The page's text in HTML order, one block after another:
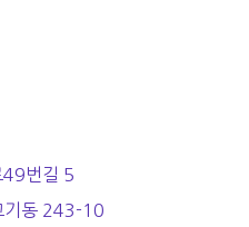
49번길 5
기동 243-10